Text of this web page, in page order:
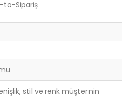
to-Sipariş
stil ve renk müşterinin